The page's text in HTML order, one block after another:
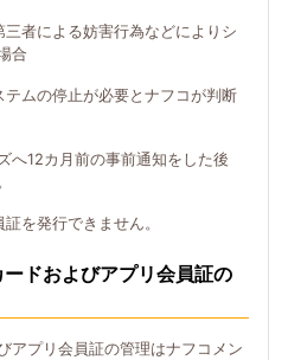
三者による妨害行為などによりシ
合
テムの停止が必要とナフコが判断
へ12カ月前の事前通知をした後
を発行できません。
ドおよびアプリ会員証の
アプリ会員証の管理はナフコメン